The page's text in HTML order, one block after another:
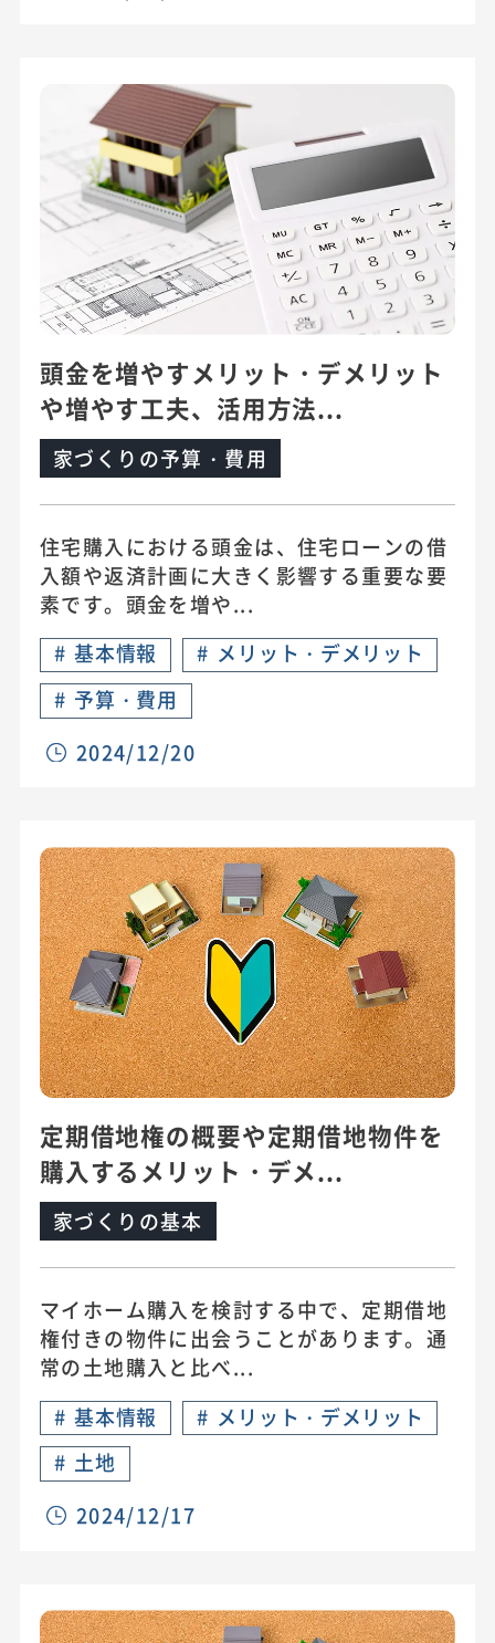
頭金を増やすメリット・デメリット
や増やす工夫、活用方法...
家づくりの予算・費用
住宅購入における頭金は、住宅ローンの借
入額や返済計画に大きく影響する重要な要
素です。頭金を増や...
# 基本情報 # メリット・デメリット
# 予算・費用
2024/12/20
定期借地権の概要や定期借地物件を
購入するメリット・デメ...
家づくりの基本
マイホーム購入を検討する中で、定期借地
権付きの物件に出会うことがあります。通
常の土地購入と比べ...
# 基本情報 # メリット・デメリット
# 土地
2024/12/17